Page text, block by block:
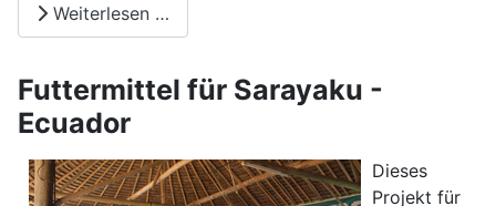
Weiterlesen …
Futtermittel für Sarayaku -
Ecuador
Dieses
Projekt für